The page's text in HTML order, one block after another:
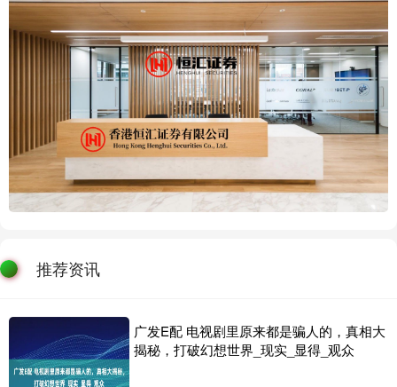
推荐资讯
广发E配 电视剧里原来都是骗人的，真相大
揭秘，打破幻想世界_现实_显得_观众